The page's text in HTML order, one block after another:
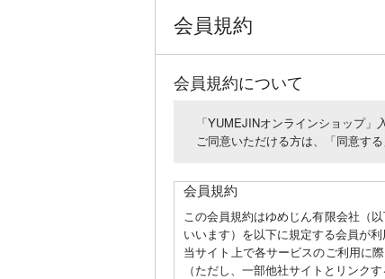
会員規約
会員規約について
「YUMEJINオンラインショップ」
ご同意いただける方は、「同意す
会員規約
この会員規約はゆめじん有限会社（
いいます）を以下に規定する会員が
当サイト上で各サービスのご利用に
（ただし、一部他社サイトとリンク